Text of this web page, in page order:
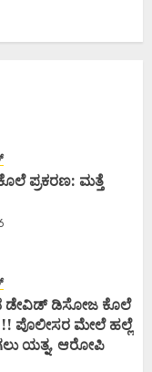
ಪ್ರಕರಣ: ಮತ್ತೆ
ಡೇವಿಡ್ ಡಿಸೋಜ ಕೊಲೆ
ಪೊಲೀಸರ ಮೇಲೆ ಹಲ್ಲೆ
ಯತ್ನ, ಆರೋಪಿ